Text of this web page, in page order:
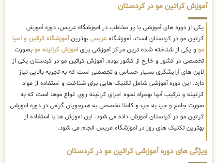
آموزش کراتین مو در کردستان
یکی از دوره های آموزشی با پر مخاطب در اموزشگاه عریس، دوره آموزش
کراتین مو در کردستان است. آموزشگاه عریس بهترینآموزشگاه کراتین و احیا
مو و یکی از شناخته شده ترین مراکز آموزشی برای اموزش کراتینه مو بصورت
تخصصی در کشور و خارج از کشور بوده. آموزش کراتین مو در کردستان یکی از
لاین های آرایشگری بسیار حساس و تخصصی است که به تجربه بالایی نیاز
دارد. این دوره آموزشی شامل تکنیک هایی برای شناخت و استفاده از مواد
کراتینه و ترکیب آنها بهمراه نحوه اجرای کراتینه روی انواع موها است که به
صورت جامع و جزء به جزء و کاملا تخصصی به هنرجویان گرامی در دوره اموزشی
کراتین مو در کردستان آموزش داده می شود. این اموزش ها با استفاده از
بهترین تکنیک های روز در آموزشگاه عریس انجام می شود.
ویژگی های دوره آموزشی کراتین مو در کردستان